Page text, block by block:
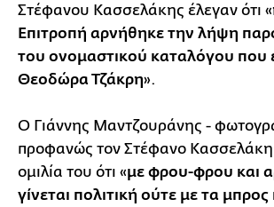
Στέφανου Κασσελάκης έλεγαν ότι «
Επιτροπή αρνήθηκε την λήψη
του ονομαστικού καταλόγου που
Θεοδώρα Τζάκρη».
Ο Γιάννης Μαντζουράνης -
προφανώς τον Στέφανο Κασσελάκη
ομιλία του ότι «με φρου-φρου και
γίνεται πολιτική ούτε με τα